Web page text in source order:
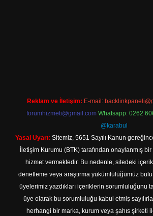
Reklam ve İletişim: E-mail:
forumhizmeti@gmail.com Whatsapp: 0262
@karabul
Yasal Uyarı: Sitemiz, 5651 Sayılı Kanun
İletişim Kurumu (BTK) tarafından onaylanmış
hizmet vermektedir. Bu nedenle, sitedeki
denetleme veya araştırma yükümlülüğümüz
üyelerimiz yazdıkları içeriklerin sorumluluğunu
üye olarak bu sorumluluğu kabul etmiş
herhangi bir marka, kurum veya şahıs şirketi